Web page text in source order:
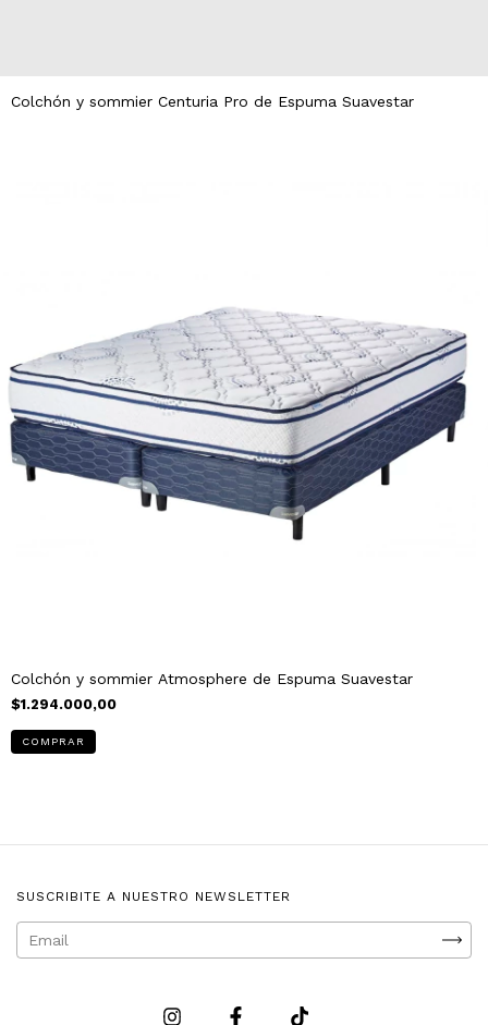
Colchón y sommier Centuria Pro de Espuma Suavestar
Colchón y sommier Atmosphere de Espuma Suavestar
$1.294.000,00
COMPRAR
SUSCRIBITE A NUESTRO NEWSLETTER